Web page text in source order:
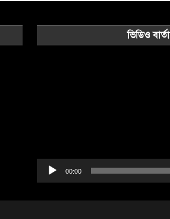
ভিডিও বার্তা
00:00